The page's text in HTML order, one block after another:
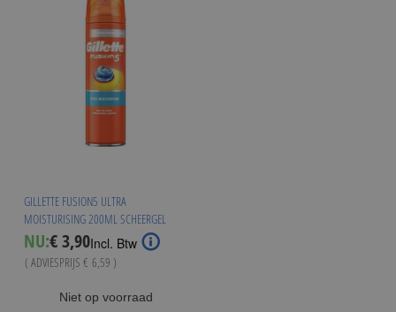
GILLETTE FUSION5 ULTRA
MOISTURISING 200ML SCHEERGEL
NU:Special
Price
€ 3,90Incl. Btw
( ADVIESPRIJS € 6,59 )
Niet op voorraad